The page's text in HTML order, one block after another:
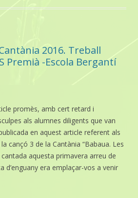
2016. Treball
Premià -Escola Bergantí
promès, amb cert retard i
als alumnes diligents que van
en aquest article referent als
cançó 3 de la Cantània “Babaua. Les
aquesta primavera arreu de
d’enguany era emplaçar-vos a venir